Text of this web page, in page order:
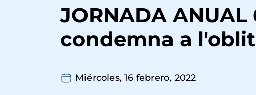
navegación
JORNADA
condemna a l'oblit
Miércoles, 16 febrero, 2022